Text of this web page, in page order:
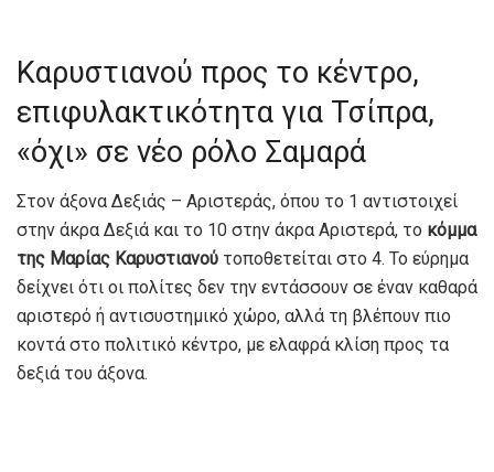
Καρυστιανού προς το κέντρο,
επιφυλακτικότητα για Τσίπρα,
«όχι» σε νέο ρόλο Σαμαρά
Στον άξονα Δεξιάς – Αριστεράς, όπου το 1 αντιστοιχεί
στην άκρα Δεξιά και το 10 στην άκρα Αριστερά, το κόμμα
της Μαρίας Καρυστιανού τοποθετείται στο 4. Το εύρημα
δείχνει ότι οι πολίτες δεν την εντάσσουν σε έναν καθαρά
αριστερό ή αντισυστημικό χώρο, αλλά τη βλέπουν πιο
κοντά στο πολιτικό κέντρο, με ελαφρά κλίση προς τα
δεξιά του άξονα.